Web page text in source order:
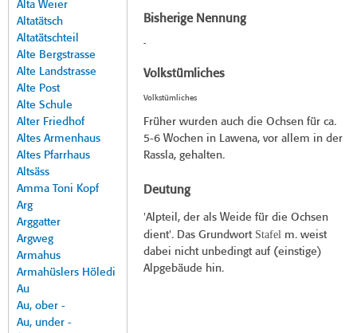
Alta Weier
Altatätsch
Altatätschteil
Alte Bergstrasse
Alte Landstrasse
Alte Post
Alte Schule
Alter Friedhof
Altes Armenhaus
Altes Pfarrhaus
Altsäss
Amma Toni Kopf
Arg
Arggatter
Argweg
Armahus
Armahüslers Höledi
Au
Au, ober -
Au, under -
Bisherige Nennung
-
Volkstümliches
Volkstümliches
Früher wurden auch die Ochsen für ca.
5-6 Wochen in Lawena, vor allem in der
Rassla, gehalten.
Deutung
'Alpteil, der als Weide für die Ochsen
dient'. Das Grundwort Stafelm. weist
dabei nicht unbedingt auf (einstige)
Alpgebäude hin.